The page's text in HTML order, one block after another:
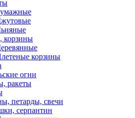
корзины
корзины
огни
ракеты
петарды, свечи
серпантин